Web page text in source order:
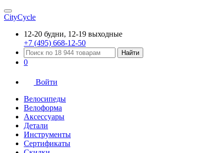
CityCycle
12-20 будни, 12-19 выходные
+7 (495) 668-12-50
Найти
0
Войти
Велосипеды
Велоформа
Аксессуары
Детали
Инструменты
Сертификаты